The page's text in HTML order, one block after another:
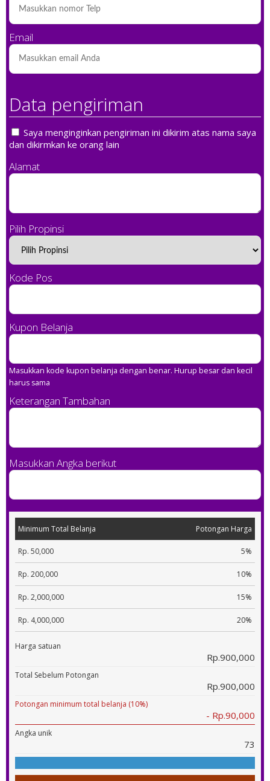
Email
Data pengiriman
Saya menginginkan pengiriman ini dikirim atas nama saya
dan dikirmkan ke orang lain
Alamat
Pilih Propinsi
Kode Pos
Kupon Belanja
Masukkan kode kupon belanja dengan benar. Hurup besar dan kecil
harus sama
Keterangan Tambahan
Masukkan Angka berikut
Minimum Total Belanja Potongan Harga
Rp. 50,000 5%
Rp. 200,000 10%
Rp. 2,000,000 15%
Rp. 4,000,000 20%
Harga satuan
Rp.900,000
Total Sebelum Potongan
Rp.900,000
Potongan minimum total belanja (10%)
- Rp.90,000
Angka unik
73